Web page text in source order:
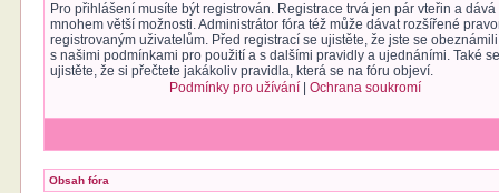
Pro přihlášení musíte být registrován. Registrace trvá jen pár vteřin a dává
mnohem větší možnosti. Administrátor fóra též může dávat rozšířené
registrovaným uživatelům. Před registrací se ujistěte, že jste se obeznámili
s našimi podmínkami pro použití a s dalšími pravidly a ujednáními. Také
ujistěte, že si přečtete jakákoliv pravidla, která se na fóru objeví.
Podmínky pro užívání| Ochrana soukromí
Obsah fóra